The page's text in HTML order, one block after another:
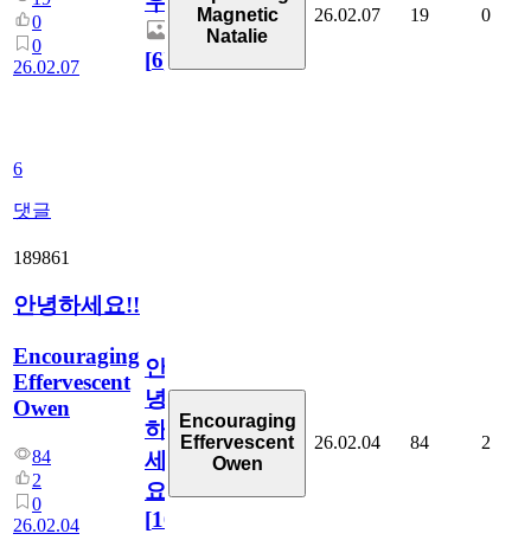
0
0
26.02.07
6
댓글
[6]
Magnetic
Natalie
26.02.07 19 0
189861
안녕하세요!!
Encouraging
Effervescent
Owen
84
2
0
26.02.04
안
녕
하
세
요!!
[16
Encouraging
Effervescent
Owen
26.02.04 84 2